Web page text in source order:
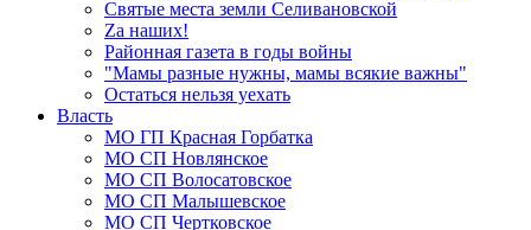
Святые места земли Селивановской
Zа наших!
Районная газета в годы войны
"Мамы разные нужны, мамы всякие важны"
Остаться нельзя уехать
Власть
МО ГП Красная Горбатка
МО СП Новлянское
МО СП Волосатовское
МО СП Малышевское
МО СП Чертковское